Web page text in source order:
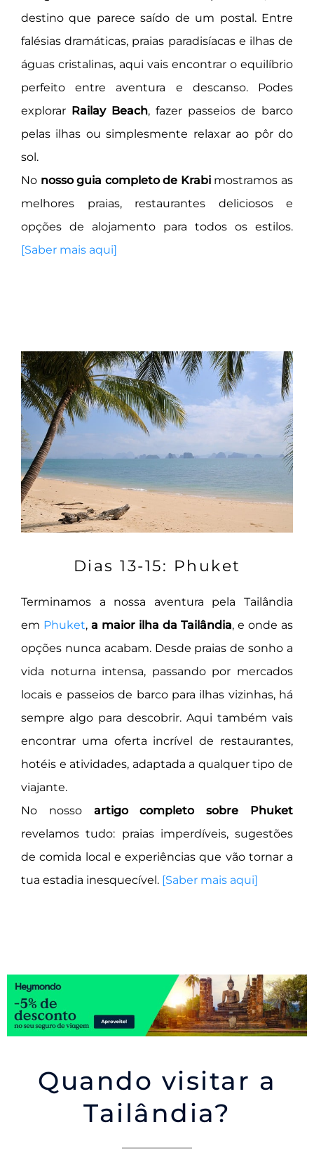
destino que parece saído de um postal. Entre
falésias dramáticas, praias paradisíacas e ilhas de
águas cristalinas, aqui vais encontrar o equilíbrio
perfeito entre aventura e descanso. Podes
explorar Railay Beach, fazer passeios de barco
pelas ilhas ou simplesmente relaxar ao pôr do
sol.
No nosso guia completo de Krabimostramos as
melhores praias, restaurantes deliciosos e
opções de alojamento para todos os estilos.
[Saber mais aqui]
Dias 13-15: Phuket
Terminamos a nossa aventura pela Tailândia
em Phuket, a maior ilha da Tailândia, e onde as
opções nunca acabam. Desde praias de sonho a
vida noturna intensa, passando por mercados
locais e passeios de barco para ilhas vizinhas, há
sempre algo para descobrir. Aqui também vais
encontrar uma oferta incrível de restaurantes,
hotéis e atividades, adaptada a qualquer tipo de
viajante.
No nosso artigo completo sobre Phuket
revelamos tudo: praias imperdíveis, sugestões
de comida local e experiências que vão tornar a
tua estadia inesquecível. [Saber mais aqui]
Quando visitar a
Tailândia?